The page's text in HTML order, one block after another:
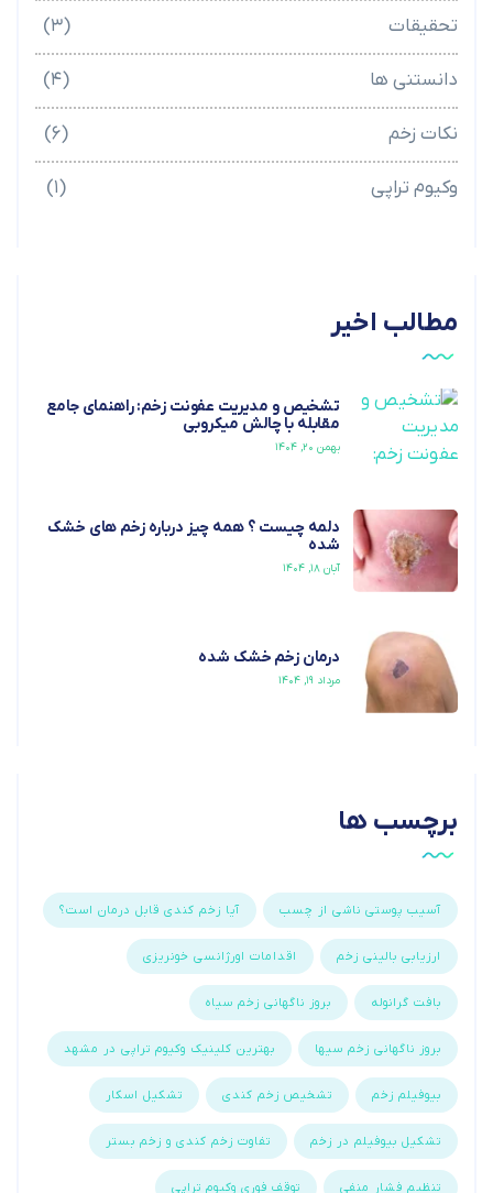
تحقیقات
دانستنی ها
نکات زخم
وکیوم تراپی
مطالب اخیر
تشخیص و مدیریت عفونت زخم: راهنمای جامع
مقابله با چالش میکروبی
بهمن ۲۰, ۱۴۰۴
دلمه چیست ؟ همه چیز درباره زخم های خشک
شده
آبان ۱۸, ۱۴۰۴
درمان زخم خشک شده
مرداد ۱۹, ۱۴۰۴
برچسب ها
آسیب پوستی ناشی از چسب آیا زخم کندی قابل درمان است؟
ارزیابی بالینی زخم اقدامات اورژانسی خونریزی
بافت گرانوله بروز ناگهانی زخم سیاه
بروز ناگهانی زخم سیها بهترین کلینیک وکیوم تراپی در مشهد
بیوفیلم زخم تشخیص زخم کندی تشکیل اسکار
تشکیل بیوفیلم در زخم تفاوت زخم کندی و زخم بستر
تنظیم فشار منفی توقف فوری وکیوم تراپی